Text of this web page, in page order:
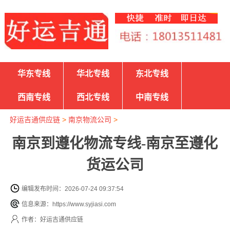
华东专线 华北专线 东北专线
西南专线 西北专线 中南专线
好运吉通供应链> 南京物流公司 >
南京到遵化物流专线-南京至遵化
货运公司
编辑发布时间：2026-07-24 09:37:54
信息来源：https://www.syjiasi.com
作者：好运吉通供应链